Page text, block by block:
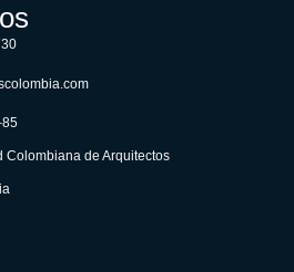
Colombiana de Arquitectos